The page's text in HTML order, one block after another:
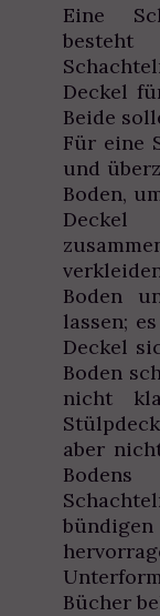
Eine
Deckel
Beide
Für eine
und
Boden,
Boden
lassen;
Deckel
Boden
nicht
aber
Bodens
Bücher